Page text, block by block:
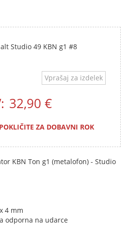
Studio 49 KBN g1 #8
Vprašaj za izdelek
32,90 €
ZA DOBAVNI ROK
KBN Ton g1 (metalofon) - Studio
4 mm
odporna na udarce